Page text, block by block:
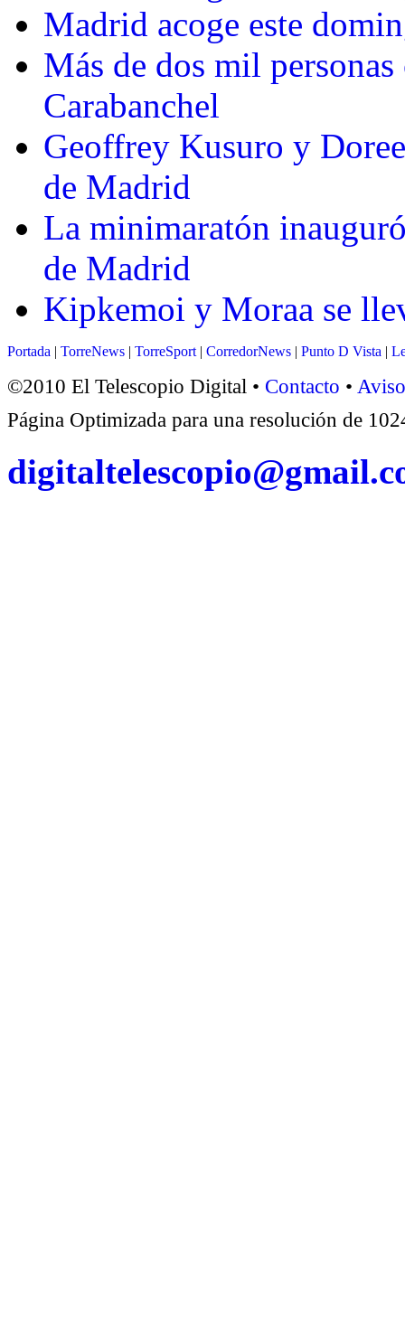
Madrid acoge este
Más de dos mil
Carabanchel
Geoffrey Kusuro y
de Madrid
La minimaratón
de Madrid
Kipkemoi y Moraa se
Portada | TorreNews | TorreSport | CorredorNews | Punto D Vista |
©2010 El Telescopio Digital • Contacto •
Página Optimizada para una resolución de